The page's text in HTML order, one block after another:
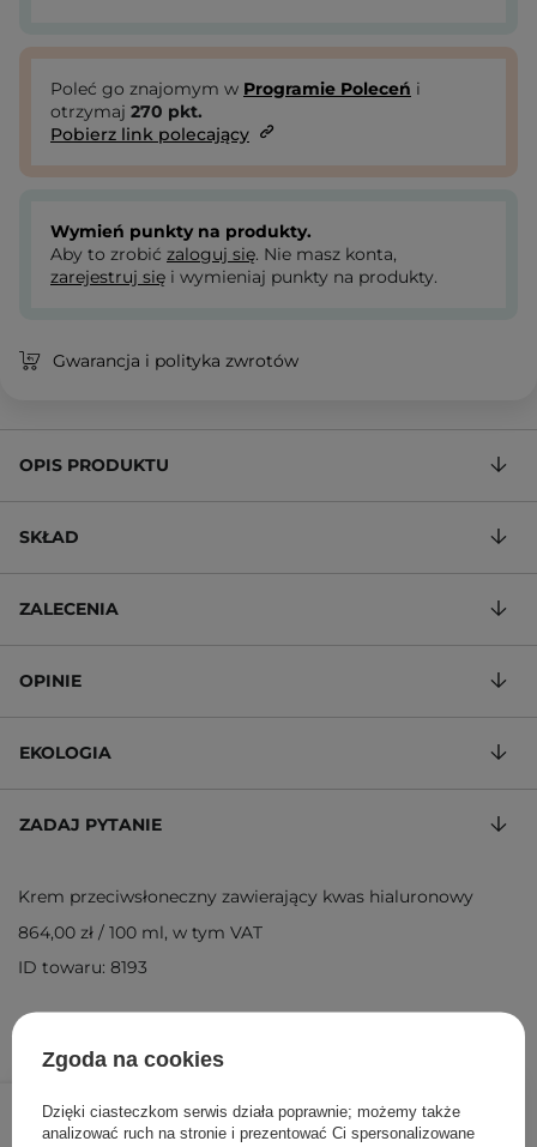
108,00 zł
Poleć go znajomym w Programie Poleceń i
otrzymaj 270 pkt.
Pobierz link polecający
Wymień punkty na produkty.
Aby to zrobić zaloguj się. Nie masz konta,
zarejestruj się i wymieniaj punkty na produkty.
Gwarancja i polityka zwrotów
OPIS PRODUKTU
SKŁAD
ZALECENIA
OPINIE
EKOLOGIA
ZADAJ PYTANIE
Krem przeciwsłoneczny zawierający kwas hialuronowy
864,00 zł / 100 ml, w tym VAT
ID towaru: 8193
Zgoda na cookies
Dzięki ciasteczkom serwis działa poprawnie; możemy także
analizować ruch na stronie i prezentować Ci spersonalizowane